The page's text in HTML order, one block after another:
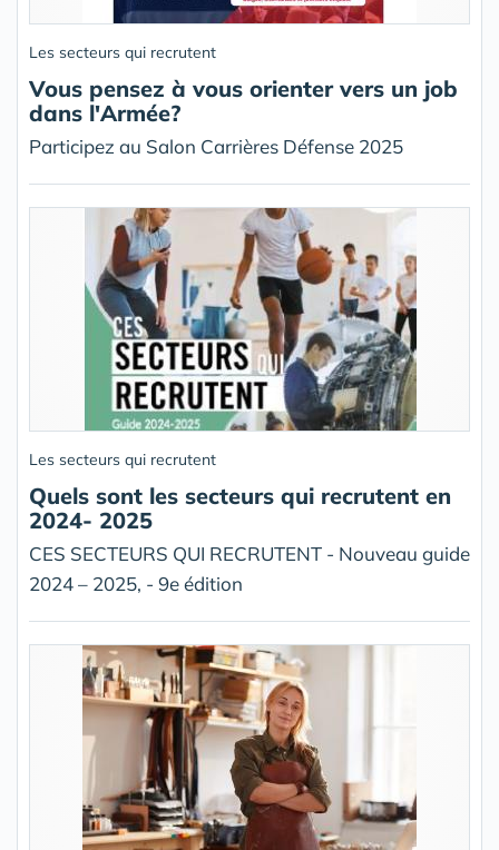
Les secteurs qui recrutent
Vous pensez à vous orienter vers un job
dans l'Armée?
Participez au Salon Carrières Défense 2025
Les secteurs qui recrutent
Quels sont les secteurs qui recrutent en
2024- 2025
CES SECTEURS QUI RECRUTENT - Nouveau guide
2024 – 2025, - 9e édition